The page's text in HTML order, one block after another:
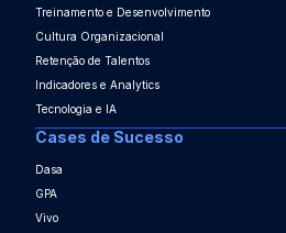
Treinamento e Desenvolvimento
Cultura Organizacional
Retenção de Talentos
Indicadores e Analytics
Tecnologia e IA
Cases de Sucesso
Dasa
GPA
Vivo